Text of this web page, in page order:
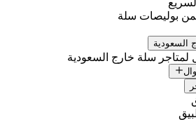
بوليصات سلة
السعودية
لمتاجر سلة خارج السعودية